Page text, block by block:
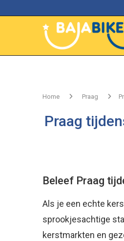
Home Praag
Praag
Beleef Praag
Als je een echte
sprookjesachtige
kerstmarkten en